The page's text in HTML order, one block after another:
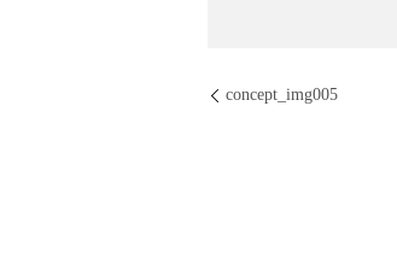
concept_img005